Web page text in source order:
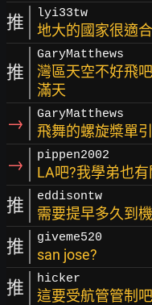
推 lyi33tw
地大的國家很適
推
GaryMatthews
灣區天空不好飛
滿天
→ GaryMatthews
飛舞的螺旋槳單
→ pippen2002
LA吧?我學弟也有
推 eddisontw
需要提早多久到
推 giveme520
san jose?
推 hicker
這要受航管管制